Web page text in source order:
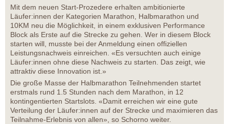
Mit dem neuen Start-Prozedere erhalten ambitionierte
Läufer:innen der Kategorien Marathon, Halbmarathon und
10KM neu die Möglichkeit, in einem exklusiven Performance
Block als Erste auf die Strecke zu gehen. Wer in diesem Block
starten will, musste bei der Anmeldung einen offiziellen
Leistungsnachweis einreichen. «Es versuchten auch einige
Läufer:innen ohne diese Nachweis zu starten. Das zeigt, wie
attraktiv diese Innovation ist.»
Die große Masse der Halbmarathon Teilnehmenden startet
erstmals rund 1.5 Stunden nach dem Marathon, in 12
kontingentierten Startslots. «Damit erreichen wir eine gute
Verteilung der Läufer:innen auf der Strecke und maximieren das
Teilnahme-Erlebnis von allen», so Schorno weiter.